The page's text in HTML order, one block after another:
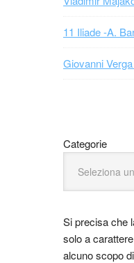
11 Iliade -A.
Giovanni
Categorie
Si precisa che
solo a
alcuno scopo